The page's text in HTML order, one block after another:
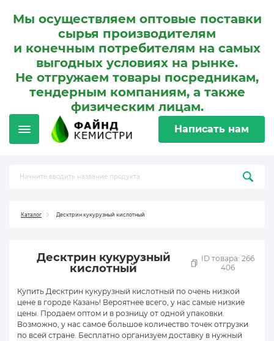
Мы осуществляем оптовые поставки
сырья производителям
и конечным потребителям на самых
выгодных условиях на рынке.
Не отгружаем товары посредникам,
тендерным компаниям, а также
физическим лицам.
Написать нам
Каталог Десктрин кукурузный кислотный
Десктрин кукурузный
кислотный
ID товара: 266
406
Купить Десктрин кукурузный кислотный по очень низкой
цене в городе Казань! Вероятнее всего, у нас самые низкие
цены. Продаем оптом и в розницу от одной упаковки.
Возможно, у нас самое большое количество точек отгрузки
по всей стране. Бесплатно организуем доставку в нужный